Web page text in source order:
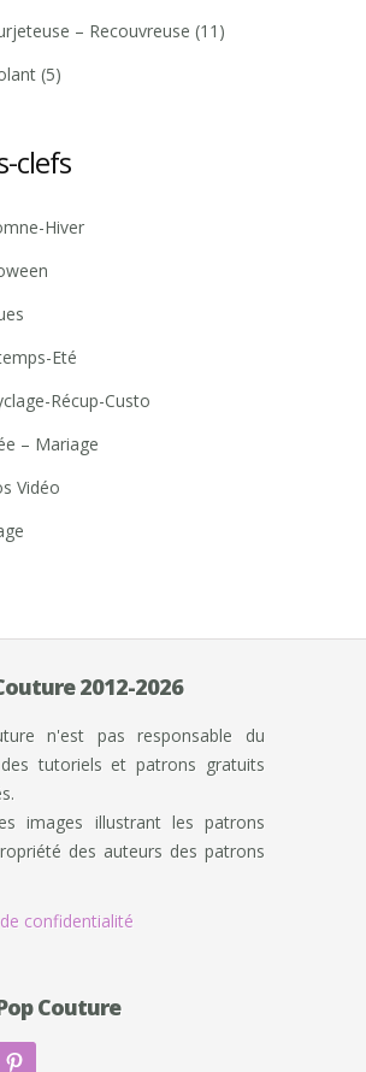
– Recouvreuse (11)
(5)
clefs
Hiver
Eté
Récup-Custo
– Mariage
Vidéo
2012-2026
n'est pas responsable du
tutoriels et patrons gratuits
images illustrant les patrons
des auteurs des patrons
confidentialité
Couture